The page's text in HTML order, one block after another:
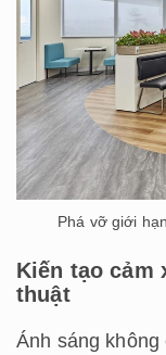
Phá vỡ giới
Kiến tạo cảm
thuật
Ánh sáng